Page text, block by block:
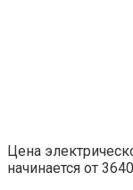
Цена
начинается от